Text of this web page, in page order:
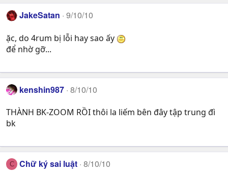
JakeSatan 9/10/10
ặc, do 4rum bị lỗi hay sao ấy
để nhờ gỡ...
kenshin987 8/10/10
THÀNH BK-ZOOM RỒI thôi la liếm bên đây tập trung đì
bk
C Chữ ký sai luật 8/10/10